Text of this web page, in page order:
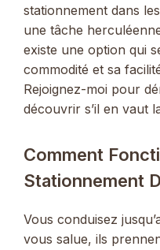
stationnement dans
une tâche
existe une option qui
commodité et sa
Rejoignez-moi pour
découvrir s’il en vaut
Comment
Stationnement
Vous conduisez
vous salue, ils